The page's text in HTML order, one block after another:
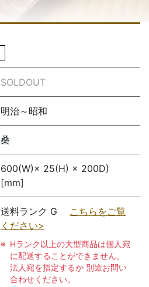
SOLDOUT
明治～昭和
桑
600(W)× 25(H) × 200D)
[mm]
送料ランク G こちらをご覧
ください>
Hランク以上の大型商品は個人宛
に配送することができません。
法人宛を指定するか 別途お問い
合わせください。